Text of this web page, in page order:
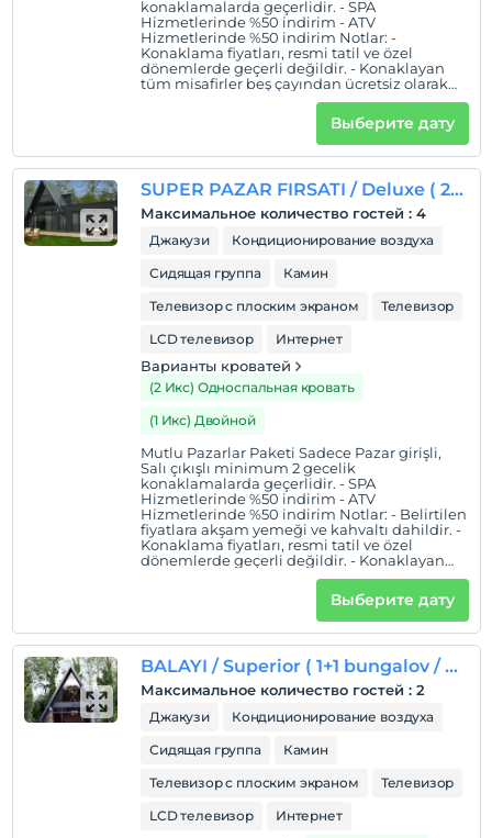
konaklamalarda geçerlidir. - SPA
Hizmetlerinde %50 indirim - ATV
Hizmetlerinde %50 indirim Notlar: -
Konaklama fiyatları, resmi tatil ve özel
dönemlerde geçerli değildir. - Konaklayan
tüm misafirler beş çayından ücretsiz olarak
faydalanabilir. - Kahvaltı esnasında alınan
çay, kahve ve hazır meyve suları ile akşam
yemeği esnasında alınan su belirtilen
fiyatlara dahildir. - Belirtilenlerin dışında
kalan tüm yiyecek ve içecekler ücretlidir. -
edilmektedir. Alınacak masaj ve bakımlar
ekstra olarak ücretlendirilir. - Çocuk
ücretlerindeki indirim oranları yetişkinlerle
aynı odada konaklamaları durumunda
geçerli olacaktır. * ile işaretli özellikler
ücretlidir.
Выберите дату
SUPER PAZAR FIRSATI / Deluxe ( 2+1 bungalov / oda içinde jakuzi)
Максимальное количество гостей : 4
Джакузи
Кондиционирование воздуха
Сидящая группа
Камин
Телевизор с плоским экраном
Телевизор
LCD телевизор
Интернет
Варианты кроватей
(2 Икс) Односпальная кровать
(1 Икс) Двойной
Mutlu Pazarlar Paketi Sadece Pazar girişli,
Salı çıkışlı minimum 2 gecelik
konaklamalarda geçerlidir. - SPA
Hizmetlerinde %50 indirim - ATV
Hizmetlerinde %50 indirim Notlar: - Belirtilen
fiyatlara akşam yemeği ve kahvaltı dahildir. -
Konaklama fiyatları, resmi tatil ve özel
dönemlerde geçerli değildir. - Konaklayan
tüm misafirler beş çayından ücretsiz olarak
faydalanabilir. - Kahvaltı esnasında alınan
çay, kahve ve hazır meyve suları ile akşam
yemeği esnasında alınan su belirtilen
fiyatlara dahildir. - Belirtilenlerin dışında
Spa merkezine 12 yaş ve üzeri misafirler kabul
edilmektedir. Alınacak masaj ve bakımlar
ekstra olarak ücretlendirilir. - Çocuk
ücretlerindeki indirim oranları yetişkinlerle
aynı odada konaklamaları durumunda
geçerli olacaktır. * ile işaretli özellikler
ücretlidir.
Выберите дату
BALAYI / Superior ( 1+1 bungalov / oda içinde jakuzi)
Максимальное количество гостей : 2
Джакузи
Кондиционирование воздуха
Сидящая группа
Камин
Телевизор с плоским экраном
Телевизор
LCD телевизор
Интернет